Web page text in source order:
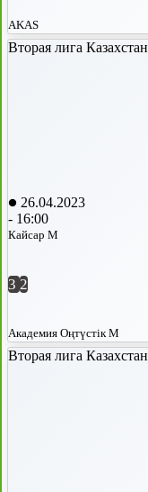
AKAS
Вторая лига
26.04.2023
- 16:00
Кайсар М
3 2
Академия Оңтүстік М
Вторая лига